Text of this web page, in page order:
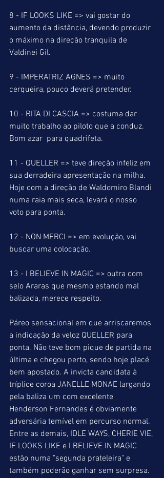
8 - IF LOOKS LIKE => vai gostar do
aumento da distância, devendo produzir
o máximo na direção tranquila de
Valdinei Gil.
9 - IMPERATRIZ AGNES => muito
cerqueira, pouco deverá pretender.
10 - RITA DI CASCIA => costuma dar
muito trabalho ao piloto que a conduz.
Bom azar  para quadrifeta.
11 - QUELLER => teve direção infeliz em
sua derradeira apresentação na milha.
Hoje com a direção de Waldomiro Blandi
numa raia mais seca, levará o nosso
voto para ponta.
12 - NON MERCI => em evolução, vai
buscar uma colocação.
13 - I BELIEVE IN MAGIC => outra com
selo Araras que mesmo estando mal
balizada, merece respeito.
Páreo sensacional em que arriscaremos
a indicação da veloz QUELLER para
ponta. Não teve bom pique de partida na
última e chegou perto, sendo hoje placé
bem apostado. A invicta candidata à
tríplice coroa JANELLE MONAE largando
pela baliza um com excelente
Henderson Fernandes é obviamente
adversária temível em percurso normal.
Entre as demais, IDLE WAYS, CHERIE VIE,
IF LOOKS LIKE e I BELIEVE IN MAGIC
estão numa "segunda prateleira" e
também poderão ganhar sem surpresa.